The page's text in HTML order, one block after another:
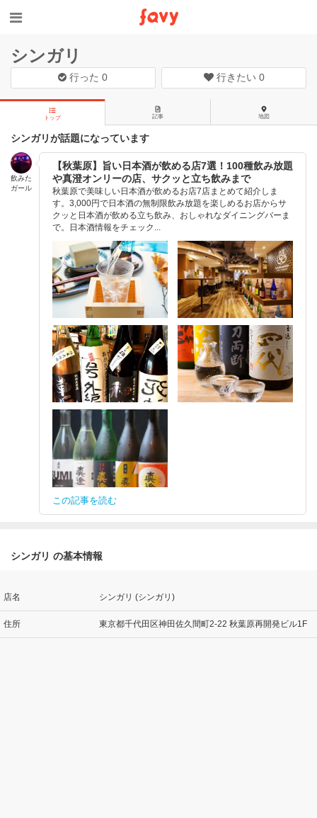
シンガリ
行った0 行きたい 0
トップ 記事 地図
シンガリが話題になっています
飲みた
ガール
【秋葉原】旨い日本酒が飲める店7選！100種飲み放題
や真澄オンリーの店、サクッと立ち飲みまで
秋葉原で美味しい日本酒が飲めるお店7店まとめて紹介しま
す。3,000円で日本酒の無制限飲み放題を楽しめるお店からサ
クッと日本酒が飲める立ち飲み、おしゃれなダイニングバーま
で。日本酒情報をチェック...
この記事を読む
シンガリ の基本情報
店名 シンガリ (シンガリ)
住所 東京都千代田区神田佐久間町2-22 秋葉原再開発ビル1F